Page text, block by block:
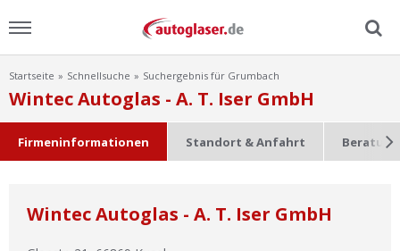
Menu
Home
Ratgeber
Startseite Schnellsuche Suchergebnis für Grumbach
Wintec Autoglas - A. T. Iser GmbH
Firmeninformationen Standort & Anfahrt
Wintec Autoglas - A. T. Iser GmbH